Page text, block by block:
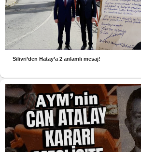
Silivri’den Hatay’a 2 anlamlı mesaj!